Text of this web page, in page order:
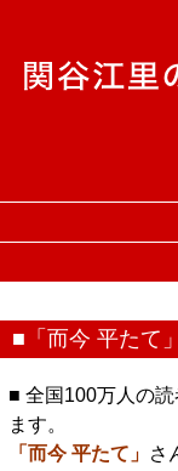
■「而今 平たて
■ 全国100万人の
ます。
「而今 平たて」 さ